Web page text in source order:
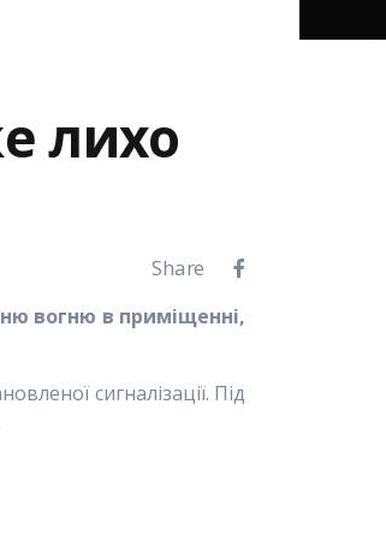
лихо
Share
вогню в приміщенні,
сигналізації. Під